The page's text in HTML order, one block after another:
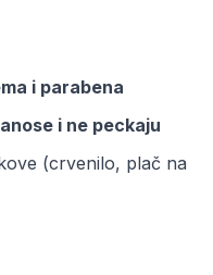
i parabena
i ne peckaju
(crvenilo, plač na